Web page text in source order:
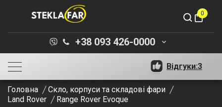
shopping_bag
0
+38 093 426-0000 keyboard_arrow_down
Відгуки:3
Головна
Скло, корпуси та складові фари
Land Rover
Range Rover Evoque